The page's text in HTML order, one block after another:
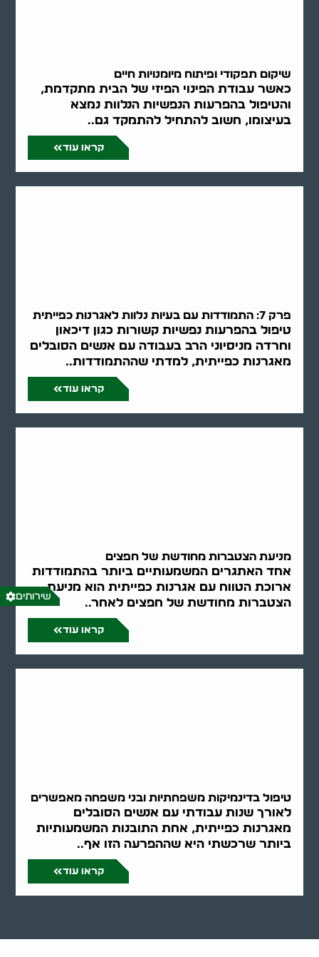
שיקום תפקודי ופיתוח מיומנויות חיים
כאשר עבודת הפינוי הפיזי של הבית מתקדמת,
והטיפול בהפרעות הנפשיות הנלוות נמצא
בעיצומו, חשוב להתחיל להתמקד גם..
קראו עוד
פרק 7: התמודדות עם בעיות נלוות לאגרנות כפייתית
טיפול בהפרעות נפשיות קשורות כגון דיכאון
וחרדה מניסיוני הרב בעבודה עם אנשים הסובלים
מאגרנות כפייתית, למדתי שההתמודדות..
קראו עוד
מניעת הצטברות מחודשת של חפצים
אחד האתגרים המשמעותיים ביותר בהתמודדות
ארוכת הטווח עם אגרנות כפייתית הוא מניעת
הצטברות מחודשת של חפצים לאחר..
קראו עוד
טיפול בדינמיקות משפחתיות ובני משפחה מאפשרים
לאורך שנות עבודתי עם אנשים הסובלים
מאגרנות כפייתית, אחת התובנות המשמעותיות
ביותר שרכשתי היא שההפרעה הזו אף..
קראו עוד
שירותים